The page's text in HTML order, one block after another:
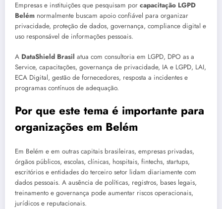
Empresas e instituições que pesquisam por capacitação LGPD
Belém normalmente buscam apoio confiável para organizar
privacidade, proteção de dados, governança, compliance digital e
uso responsável de informações pessoais.
A DataShield Brasil atua com consultoria em LGPD, DPO as a
Service, capacitações, governança de privacidade, IA e LGPD, LAI,
ECA Digital, gestão de fornecedores, resposta a incidentes e
programas contínuos de adequação.
Por que este tema é importante para
organizações em Belém
Em Belém e em outras capitais brasileiras, empresas privadas,
órgãos públicos, escolas, clínicas, hospitais, fintechs, startups,
escritórios e entidades do terceiro setor lidam diariamente com
dados pessoais. A ausência de políticas, registros, bases legais,
treinamento e governança pode aumentar riscos operacionais,
jurídicos e reputacionais.